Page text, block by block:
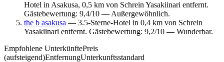
Hotel in Asakusa, 0,5 km von Schrein Yasakiinari entfernt.
Gästebewertung: 9,4/10 — Außergewöhnlich.
the b asakusa — 3.5-Sterne-Hotel in 0,4 km von Schrein
Yasakiinari entfernt. Gästebewertung: 9,2/10 — Wunderbar.
Empfohlene UnterkünftePreis
(aufsteigend)EntfernungUnterkunftsstandard